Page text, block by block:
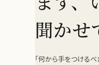
聞かせ
「何から手をつける